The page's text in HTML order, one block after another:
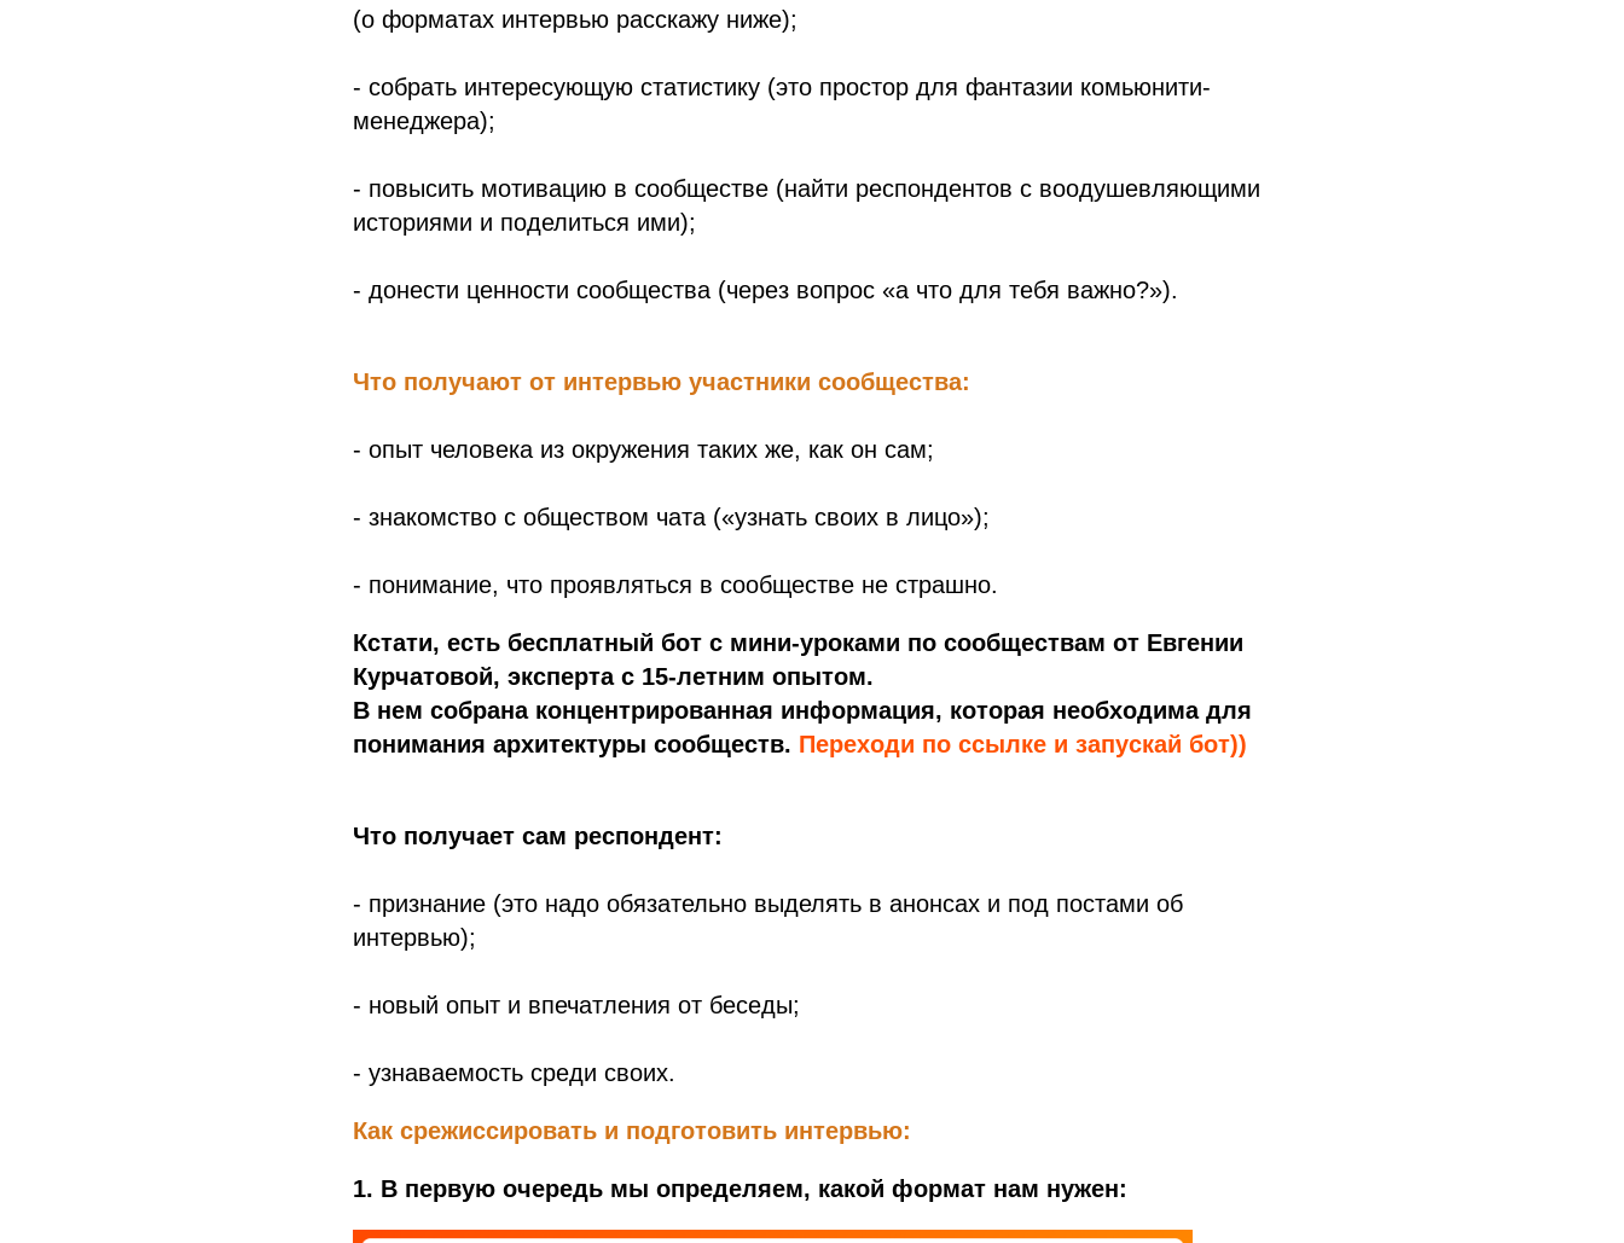
(о форматах интервью расскажу ниже);
- собрать интересующую статистику (это простор для фантазии комьюнити-
менеджера);
- повысить мотивацию в сообществе (найти респондентов с воодушевляющими
историями и поделиться ими);
- донести ценности сообщества (через вопрос «а что для тебя важно?»).
Что получают от интервью участники сообщества:
- опыт человека из окружения таких же, как он сам;
- знакомство с обществом чата («узнать своих в лицо»);
- понимание, что проявляться в сообществе не страшно.
Кстати, есть бесплатный бот с мини-уроками по сообществам от Евгении
Курчатовой, эксперта с 15-летним опытом.
В нем собрана концентрированная информация, которая необходима для
понимания архитектуры сообществ. Переходи по ссылке и запускай бот))
Что получает сам респондент:
- признание (это надо обязательно выделять в анонсах и под постами об
интервью);
- новый опыт и впечатления от беседы;
- узнаваемость среди своих.
Как срежиссировать и подготовить интервью:
1. В первую очередь мы определяем, какой формат нам нужен: